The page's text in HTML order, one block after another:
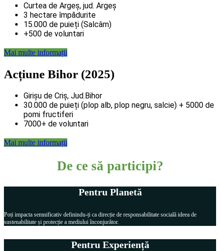
Curtea de Argeș, jud. Argeș
3 hectare împădurite
15.000 de puieți (Salcâm)
+500 de voluntari
Mai multe informații
Acțiune Bihor (2025)
Girișu de Criș, Jud.Bihor
30.000 de puieți (plop alb, plop negru, salcie) + 5000 de
pomi fructiferi
7000+ de voluntari
Mai multe informații
De ce să participi?
Pentru Planetă
Poți impacta semnificativ definindu-ți ca direcție de responsabilitate socială ideea de
sustenabilitate și protecție a mediului înconjurător.
Pentru Experiență